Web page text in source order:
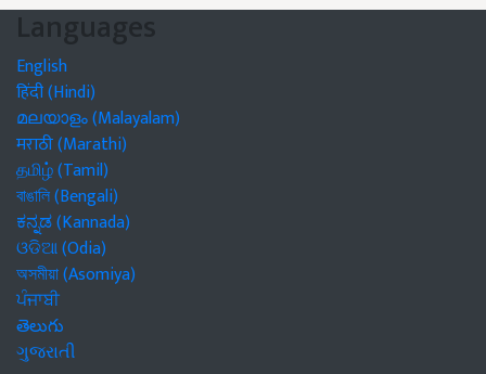
Languages
English
हिंदी (Hindi)
മലയാളം (Malayalam)
मराठी (Marathi)
தமிழ் (Tamil)
বাঙালি (Bengali)
ಕನ್ನಡ (Kannada)
ଓଡିଆ (Odia)
অসমীয়া (Asomiya)
ਪੰਜਾਬੀ
తెలుగు
ગુજરાતી